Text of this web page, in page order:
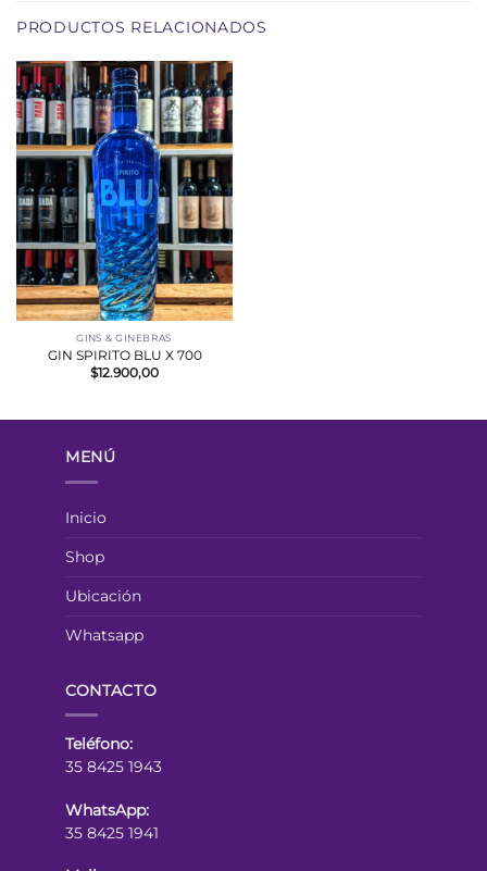
PRODUCTOS RELACIONADOS
GINS & GINEBRAS
GIN SPIRITO BLU X 700
$12.900,00
MENÚ
Inicio
Shop
Ubicación
Whatsapp
CONTACTO
Teléfono:
35 8425 1943
WhatsApp:
35 8425 1941